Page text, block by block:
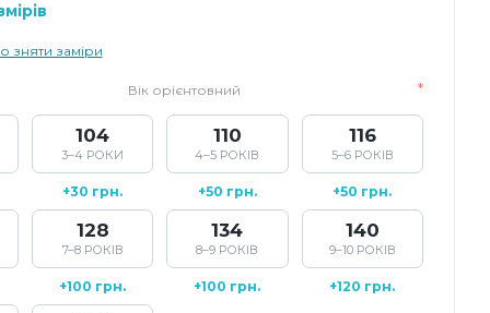
зняти заміри
Вік орієнтовний
104
3–4 РОКИ
+30 грн.
110
4–5 РОКІВ
+50 грн.
116
5–6 РОКІВ
+50 грн.
128
7–8 РОКІВ
+100 грн.
134
8–9 РОКІВ
+100 грн.
140
9–10 РОКІВ
+120 грн.